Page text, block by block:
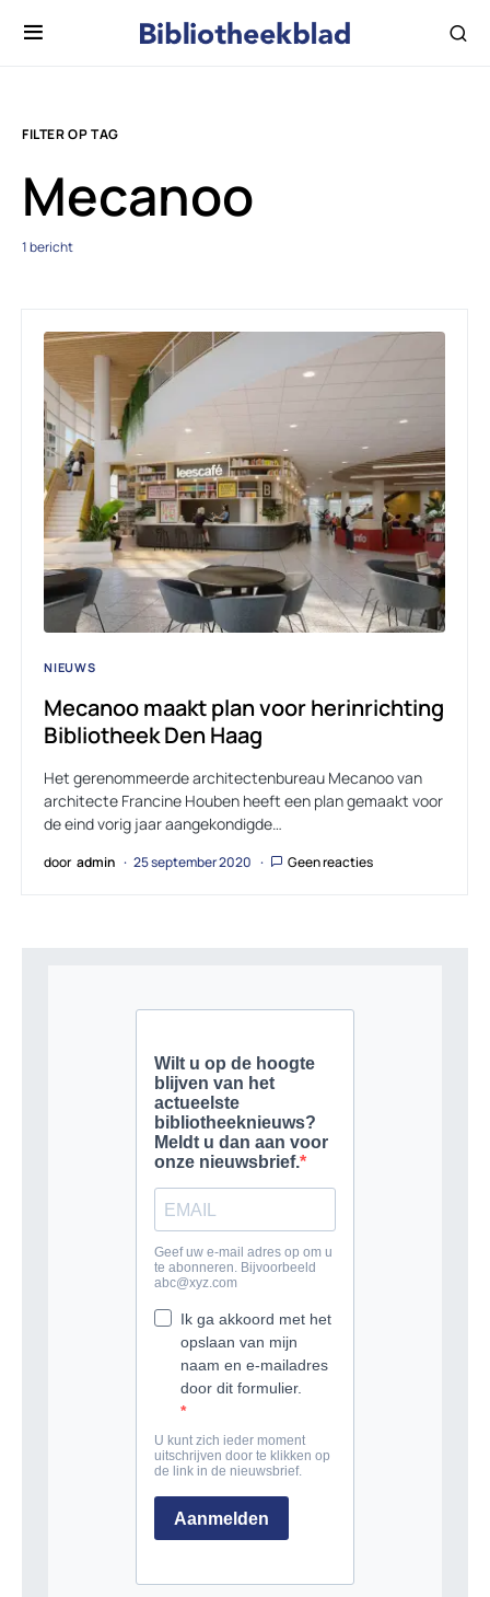
FILTER OP TAG
Mecanoo
1 bericht
NIEUWS
Mecanoo maakt plan voor herinrichting
Bibliotheek Den Haag
Het gerenommeerde architectenbureau Mecanoo van
architecte Francine Houben heeft een plan gemaakt voor
de eind vorig jaar aangekondigde…
door admin 25 september 2020 Geen reacties